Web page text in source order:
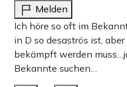
Melden
Ich höre so oft im
in D so desaströs ist,
bekämpft werden
Bekannte suchen…